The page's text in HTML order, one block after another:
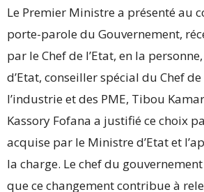
Le Premier Ministre a présenté au
porte-parole du Gouvernement,
par le Chef de l’Etat, en la
d’Etat, conseiller spécial du Chef
l’industrie et des PME, Tibou
Kassory Fofana a justifié ce choix
acquise par le Ministre d’Etat et
la charge. Le chef du
que ce changement contribue à